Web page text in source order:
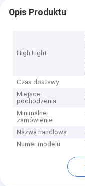
Opis Produktu
High Light
Czas dostawy
Miejsce
pochodzenia
Minimalne
zamówienie
Nazwa handlowa
Numer modelu